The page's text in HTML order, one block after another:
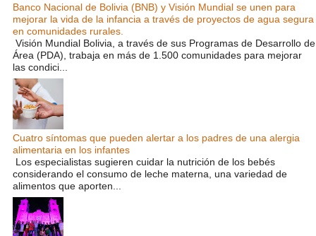
Banco Nacional de Bolivia (BNB) y Visión Mundial se unen para
mejorar la vida de la infancia a través de proyectos de agua segura
en comunidades rurales.
Visión Mundial Bolivia, a través de sus Programas de Desarrollo de
Área (PDA), trabaja en más de 1.500 comunidades para mejorar
las condici...
Cuatro síntomas que pueden alertar a los padres de una alergia
alimentaria en los infantes
Los especialistas sugieren cuidar la nutrición de los bebés
considerando el consumo de leche materna, una variedad de
alimentos que aporten...